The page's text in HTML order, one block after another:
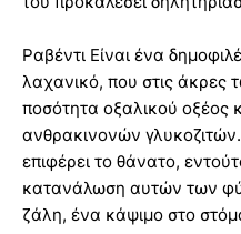
Ραβέντι Είναι ένα
λαχανικό, που στις άκρες
ποσότητα οξαλικού οξέος
ανθρακινονών
επιφέρει το θάνατο,
κατανάλωση αυτών των
ζάλη, ένα κάψιμο στο